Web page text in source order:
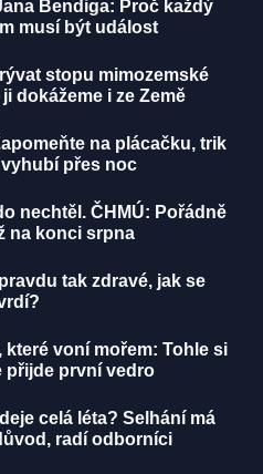
Bendiga: Proč každý
musí být událost
stopu mimozemské
dokážeme i ze Země
na plácačku, trik
přes noc
nechtěl. ČHMÚ: Pořádně
na konci srpna
tak zdravé, jak se
voní mořem: Tohle si
přijde první vedro
celá léta? Selhání má
radí odborníci